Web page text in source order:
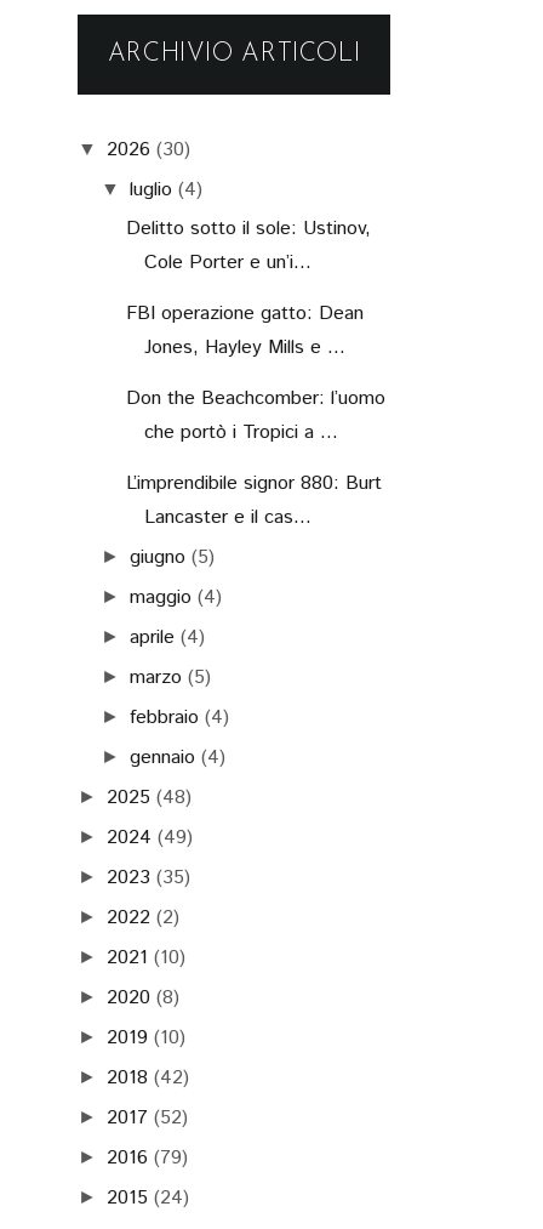
ARCHIVIO ARTICOLI
▼ 2026 (30)
▼ luglio (4)
Delitto sotto il sole: Ustinov,
Cole Porter e un’i...
FBI operazione gatto: Dean
Jones, Hayley Mills e ...
Don the Beachcomber: l’uomo
che portò i Tropici a ...
L’imprendibile signor 880: Burt
Lancaster e il cas...
►giugno (5)
►maggio (4)
►aprile (4)
►marzo (5)
►febbraio (4)
►gennaio (4)
► 2025 (48)
► 2024 (49)
► 2023 (35)
► 2022 (2)
► 2021 (10)
► 2020 (8)
► 2019 (10)
► 2018 (42)
► 2017 (52)
► 2016 (79)
► 2015 (24)